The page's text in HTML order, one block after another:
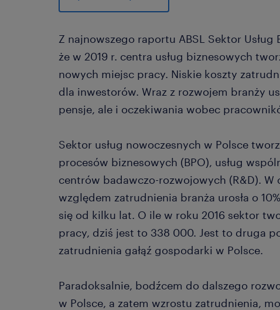
Z najnowszego raportu ABSL Sektor
że w 2019 r. centra usług biznesowych
nowych miejsc pracy. Niskie koszty
dla inwestorów. Wraz z rozwojem branży
pensje, ale i oczekiwania wobec
Sektor usług nowoczesnych w Polsce
procesów biznesowych (BPO), usług
centrów badawczo-rozwojowych (R&D).
względem zatrudnienia branża urosła o
się od kilku lat. O ile w roku 2016 sektor
pracy, dziś jest to 338 000. Jest to druga
zatrudnienia gałąź gospodarki w Polsce.
Paradoksalnie, bodźcem do dalszego
w Polsce, a zatem wzrostu zatrudnienia,